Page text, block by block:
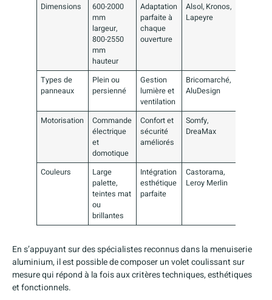
Dimensions
600-2000
mm
largeur,
800-2550
mm
hauteur
Adaptation
parfaite à
chaque
ouverture
Alsol, Kronos,
Lapeyre
Types de
panneaux
Plein ou
persienné
Gestion
lumière et
ventilation
Bricomarché,
AluDesign
Motorisation
Commande
électrique
et
domotique
Confort et
sécurité
améliorés
Somfy,
DreaMax
Couleurs
Large
palette,
teintes mat
ou
brillantes
Intégration
esthétique
parfaite
Castorama,
Leroy Merlin
En s’appuyant sur des spécialistes reconnus dans la menuiserie
aluminium, il est possible de composer un volet coulissant sur
mesure qui répond à la fois aux critères techniques, esthétiques
et fonctionnels.